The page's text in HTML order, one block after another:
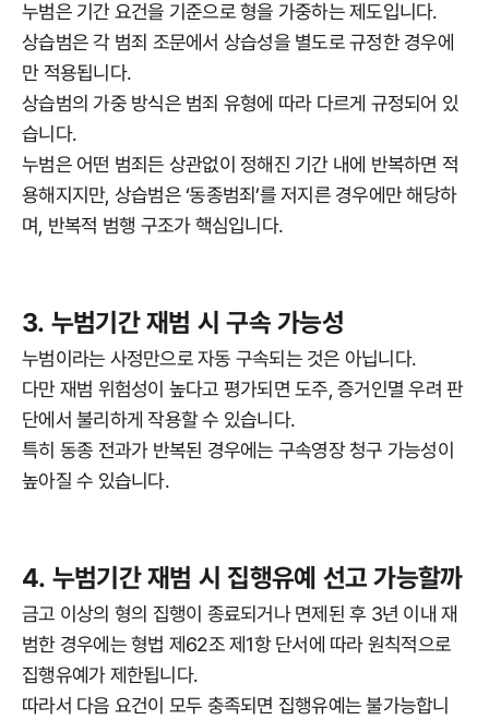
누범은 기간 요건을 기준으로 형을 가중하는 제도입니다.
상습범은 각 범죄 조문에서 상습성을 별도로 규정한 경우에
만 적용됩니다.
상습범의 가중 방식은 범죄 유형에 따라 다르게 규정되어 있
습니다.
누범은 어떤 범죄든 상관없이 정해진 기간 내에 반복하면 적
용해지지만, 상습범은 ‘동종범죄’를 저지른 경우에만 해당하
며, 반복적 범행 구조가 핵심입니다.
3. 누범기간 재범 시 구속 가능성
누범이라는 사정만으로 자동 구속되는 것은 아닙니다.
다만 재범 위험성이 높다고 평가되면 도주, 증거인멸 우려 판
단에서 불리하게 작용할 수 있습니다.
특히 동종 전과가 반복된 경우에는 구속영장 청구 가능성이
높아질 수 있습니다.
4. 누범기간 재범 시 집행유예 선고 가능할까
금고 이상의 형의 집행이 종료되거나 면제된 후 3년 이내 재
범한 경우에는 형법 제62조 제1항 단서에 따라 원칙적으로
집행유예가 제한됩니다.
따라서 다음 요건이 모두 충족되면 집행유예는 불가능합니